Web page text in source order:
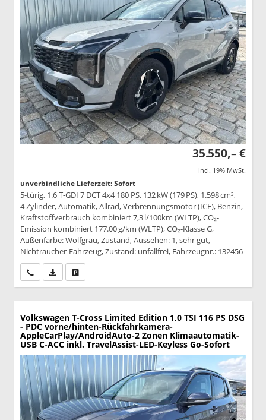
35.550,– €
incl. 19% MwSt.
unverbindliche Lieferzeit: Sofort
5-türig, 1.6 T-GDI 7 DCT 4x4 180 PS, 132 kW (179 PS), 1.598 cm³,
4 Zylinder, Automatik, Allrad, Verbrennungsmotor (ICE), Benzin,
Kraftstoffverbrauch kombiniert 7,3 l/100km (WLTP), CO₂-
Emission kombiniert 177.00 g/km (WLTP), CO₂-Klasse G,
Außenfarbe: Wolfgrau, Zustand, Aussehen: 1, sehr gut,
Nichtraucher-Fahrzeug, Zustand: unfallfrei, Fahrzeugnr.: 132456
Wir rufen Sie anPDF-Datei, Fahrzeugexposé drucken
Volkswagen T-Cross Limited Edition 1,0 TSI 116 PS DSG
- PDC vorne/hinten-Rückfahrkamera-
AppleCarPlay/AndroidAuto-2 Zonen Klimaautomatik-
USB C-ACC inkl. TravelAssist-LED-Keyless Go-Sofort